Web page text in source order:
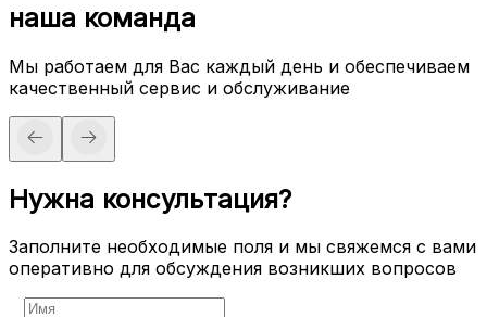
наша команда
Мы работаем для Вас каждый день и обеспечиваем
качественный сервис и обслуживание
Нужна консультация?
Заполните необходимые поля и мы свяжемся с вами
оперативно для обсуждения возникших вопросов